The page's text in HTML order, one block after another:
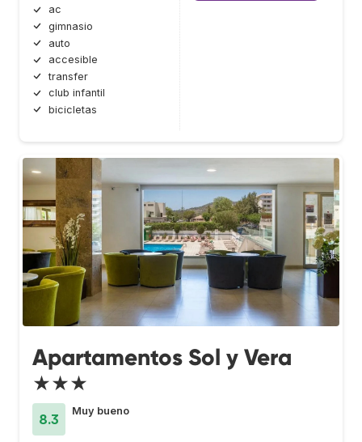
ac
gimnasio
auto
accesible
transfer
club infantil
bicicletas
Apartamentos Sol y Vera
★★★
8.3
Muy bueno